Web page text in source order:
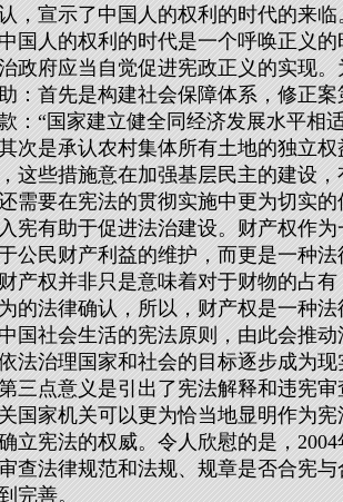
，宣示了中国人的权利的时代的来
国人的权利的时代是一个呼唤正义
政府应当自觉促进宪政正义的实现
：首先是构建社会保障体系，修正
：“国家建立健全同经济发展水平相
次是承认农村集体所有土地的独立
这些措施意在加强基层民主的建设
需要在宪法的贯彻实施中更为切实的
宪有助于促进法治建设。财产权作
公民财产利益的维护，而更是一种
产权并非只是意味着对于财物的占
的法律确认，所以，财产权是一种
国社会生活的宪法原则，由此会推
法治理国家和社会的目标逐步成为现
三点意义是引出了宪法解释和违宪
国家机关可以更为恰当地显明作为
立宪法的权威。令人欣慰的是，
查法律规范和法规、规章是否合宪
完善。